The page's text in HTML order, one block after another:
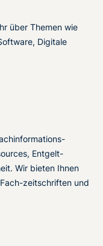
über Themen wie
Digitale
Entgelt-
Wir bieten Ihnen
zeitschriften und